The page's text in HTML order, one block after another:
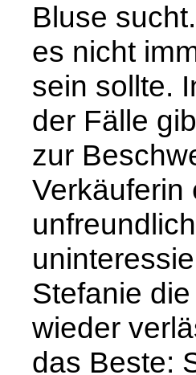
Bluse
es nicht
sein sollte.
der Fälle
zur
Verkäuferin
Stefanie
wieder
das Beste: